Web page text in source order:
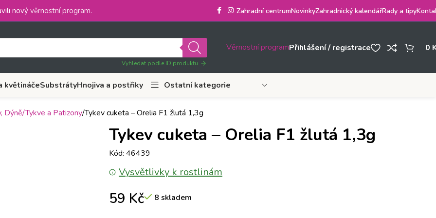
nový věrnostní program. Zahradní centrumNovinkyZahradnický kalendářRady a tipy
Vyhledat podle ID produktu
Věrnostní programPřihlášení / registrace 0
květináčeSubstrátyHnojiva a postřiky Ostatní kategorie
Dýně/Tykve a Patizony Tykev cuketa – Orelia F1 žlutá 1,3g
Tykev cuketa – Orelia F1 žlutá 1,3g
Kód: 46439
Vysvětlivky k rostlinám
59 Kč 8 skladem